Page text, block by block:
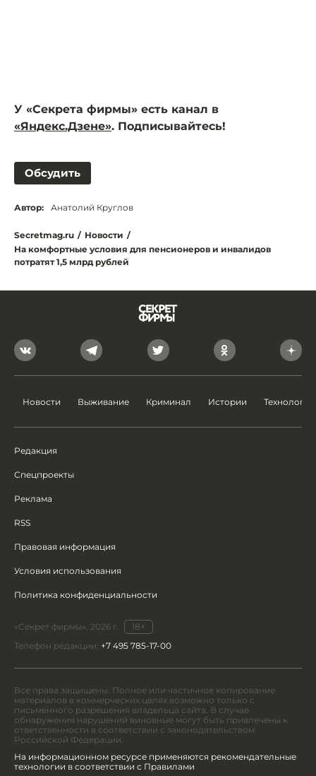
У «Секрета фирмы» есть канал в
«Яндекс.Дзене». Подписывайтесь!
Обсудить
Автор: Анатолий Круглов
Secretmag.ru / Новости /
На комфортные условия для пенсионеров и инвалидов
потратят 1,5 млрд рублей
Новости Выживание Криминал Истории Технологии
Редакция
Спецпроекты
Реклама
RSS
Правовая информация
Условия использования
Политика конфиденциальности
«Секрет фирмы», 2026 г.
18+
Телефон редакции: +7 495 785-17-00
Все права защищены. Полное или частичное копирование
материалов в коммерческих целях возможно только с
письменного разрешения владельца сайта. В случае
обнаружения нарушений виновные могут быть привлечены к
ответственности в соответствии с законодательством
Российской Федерации.
На информационном ресурсе применяются рекомендательные
технологии в соответствии с Правилами